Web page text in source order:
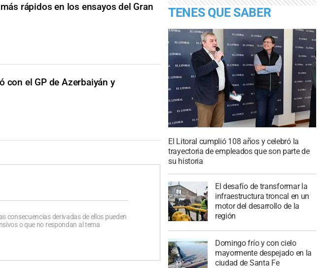
rápidos en los ensayos del Gran
con el GP de Azerbaiyán y
consecuencias derivadas de ellos pueden
o que no respondan al tema
TENES QUE SABER
El Litoral cumplió 108 años y celebró la
trayectoria de empleados que son parte de
su historia
El desafío de transformar la
infraestructura troncal en un
motor del desarrollo de la
región
Domingo frío y con cielo
mayormente despejado en la
ciudad de Santa Fe